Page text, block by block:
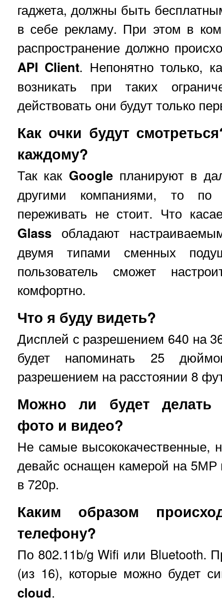
гаджета, должны быть
в себе рекламу. При этом в
распространение должно
API Client. Непонятно только,
возникать при таких
действовать они будут только
Как очки будут
каждому?
Так как Googleпланируют в
другими компаниями, то по
переживать не стоит. Что
Glass обладают
двумя типами сменных
пользователь сможет
комфортно.
Что я буду видеть?
Дисплей с разрешением 640 на
будет напоминать 25
разрешением на расстоянии 8
Можно ли будет делать
фото и видео?
Не самые высококачественные,
девайс оснащен камерой на 5МР
в 720р.
Каким образом
телефону?
По 802.11b/g Wifi или Bluetooth.
(из 16), которые можно будет
cloud.